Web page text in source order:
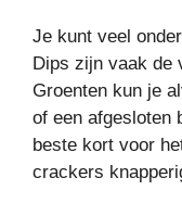
Je kunt veel
Dips zijn vaak de
Groenten kun je
of een afgesloten
beste kort voor
crackers